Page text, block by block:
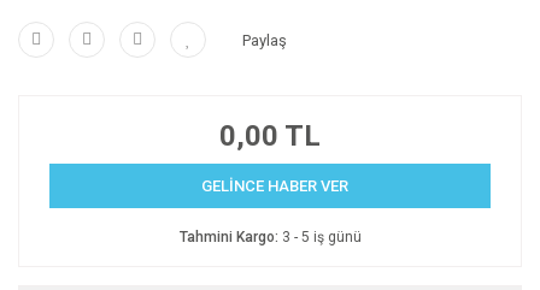
Paylaş
0,00 TL
GELİNCE HABER VER
Tahmini Kargo: 3 - 5 iş günü